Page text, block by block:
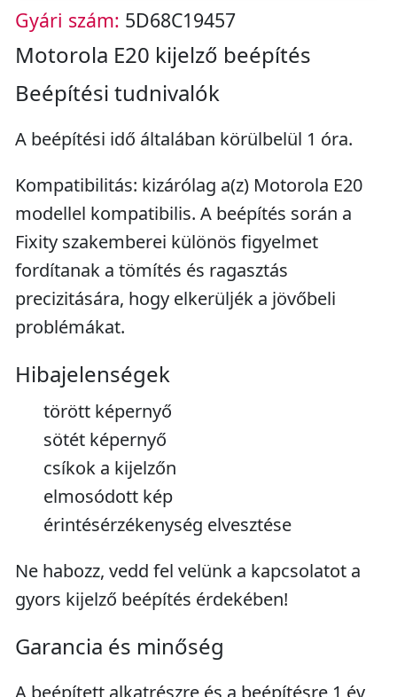
Gyári szám: 5D68C19457
Motorola E20 kijelző beépítés
Beépítési tudnivalók
A beépítési idő általában körülbelül 1 óra.
Kompatibilitás: kizárólag a(z) Motorola E20
modellel kompatibilis. A beépítés során a
Fixity szakemberei különös figyelmet
fordítanak a tömítés és ragasztás
precizitására, hogy elkerüljék a jövőbeli
problémákat.
Hibajelenségek
törött képernyő
sötét képernyő
csíkok a kijelzőn
elmosódott kép
érintésérzékenység elvesztése
Ne habozz, vedd fel velünk a kapcsolatot a
gyors kijelző beépítés érdekében!
Garancia és minőség
A beépített alkatrészre és a beépítésre 1 év